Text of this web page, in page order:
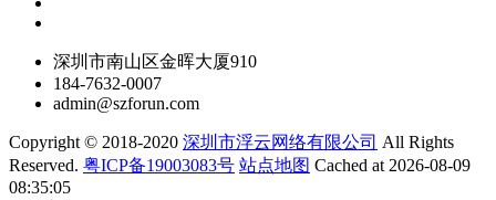
深圳市南山区金晖大厦910
184-7632-0007
admin@szforun.com
Copyright © 2018-2020 深圳市浮云网络有限公司 All Rights
Reserved. 粤ICP备19003083号 站点地图 Cached at 2026-08-09
08:35:05